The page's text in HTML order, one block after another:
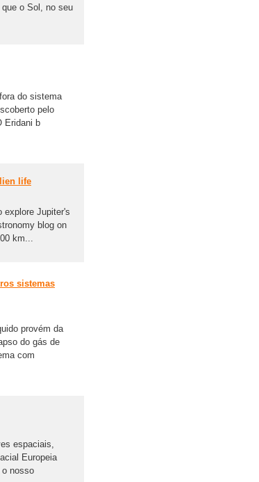
o Sol, no seu
do sistema
pelo
Eridani b
life
explore Jupiter's
blog on
km...
sistemas
provém da
do gás de
com
espaciais,
Europeia
nosso